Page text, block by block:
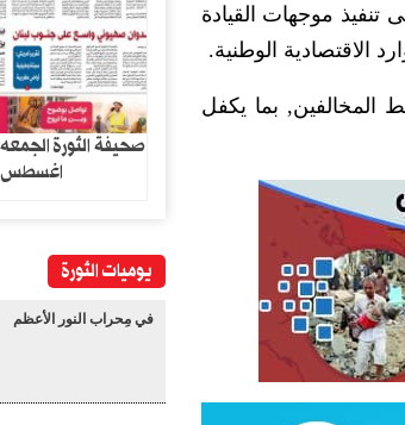
موجهات القيادة
الاقتصادية الوطنية.
المخالفين, بما يكفل
اغسطس 2026
يوميات الثورة
في مِحراب النور الأعظم